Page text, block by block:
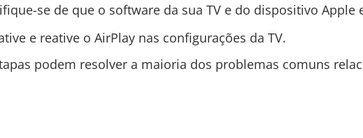
se de que o software da sua TV e do dispositivo Apple
e reative o AirPlay nas configurações da TV.
podem resolver a maioria dos problemas comuns